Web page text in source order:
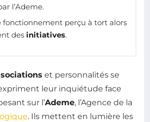
l’Ademe.
fonctionnement perçu à tort alors
des initiatives.
et personnalités se
leur inquiétude face
sur l’Ademe, l’Agence de la
. Ils mettent en lumière les